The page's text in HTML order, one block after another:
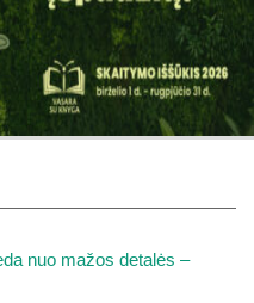
nuo mažos detalės –